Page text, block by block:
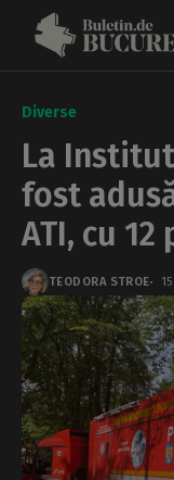
Diverse
La
fost
ATI, cu
TEODORA STROE